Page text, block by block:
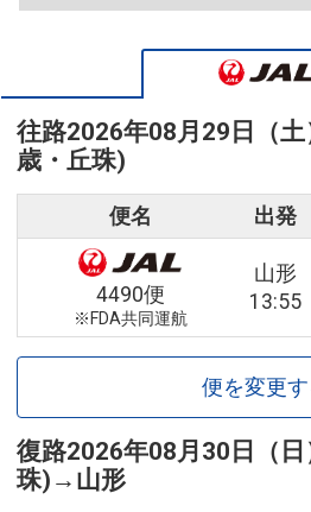
往路2026年08月29日（土
歳・丘珠)
便名 出発
4490便
※FDA共同運航
山形
13:55
便を変更す
復路2026年08月30日（日
珠) → 山形